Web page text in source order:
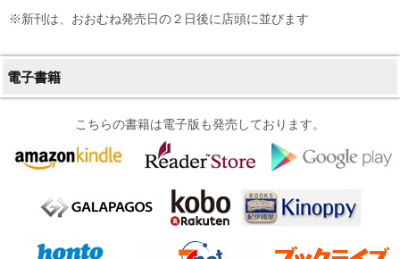
※新刊は、おおむね発売日の２日後に店頭に並びます
電子書籍
こちらの書籍は電子版も発売しております。